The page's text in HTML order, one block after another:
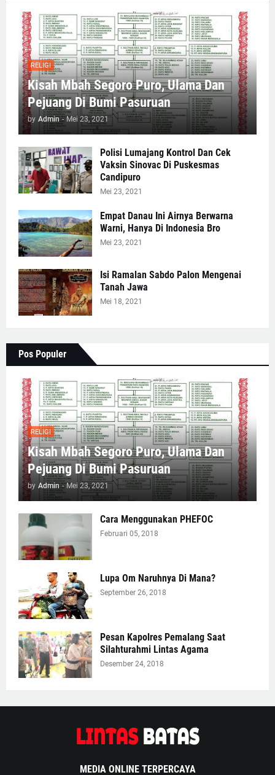
RELIGI
Kisah Mbah Segoro Puro, Ulama Dan
Pejuang Di Bumi Pasuruan
by Admin - Mei 23, 2021
Polisi Lumajang Kontrol Dan Cek
Vaksin Sinovac Di Puskesmas
Candipuro
Mei 23, 2021
Empat Danau Ini Airnya Berwarna
Warni, Hanya Di Indonesia Bro
Mei 23, 2021
Isi Ramalan Sabdo Palon Mengenai
Tanah Jawa
Mei 18, 2021
Pos Populer
RELIGI
Kisah Mbah Segoro Puro, Ulama Dan
Pejuang Di Bumi Pasuruan
by Admin - Mei 23, 2021
Cara Menggunakan PHEFOC
Februari 05, 2018
Lupa Om Naruhnya Di Mana?
September 26, 2018
Pesan Kapolres Pemalang Saat
Silahturahmi Lintas Agama
Desember 24, 2018
MEDIA ONLINE TERPERCAYA